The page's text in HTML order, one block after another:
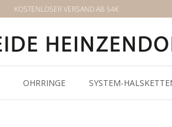
KOSTENLOSER VERSAND AB 54€
OHRRINGE SYSTEM-